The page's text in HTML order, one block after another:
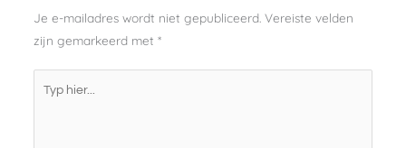
Je e-mailadres wordt niet gepubliceerd. Vereiste velden
zijn gemarkeerd met *